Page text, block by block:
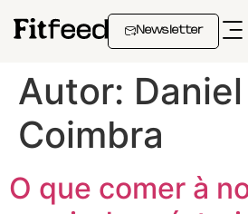
Newsletter
Autor: Daniel
Coimbra
O que comer à